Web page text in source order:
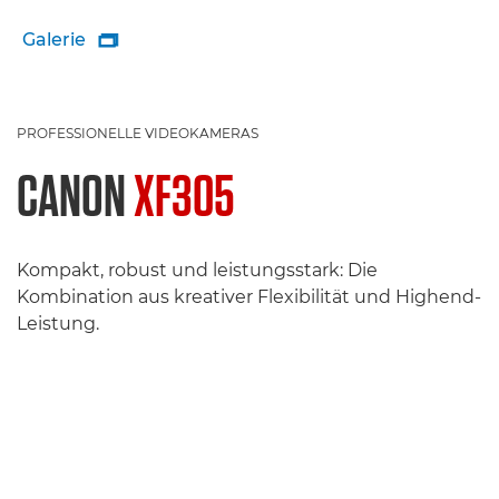
Galerie 
PROFESSIONELLE VIDEOKAMERAS
CANONXF305
Kompakt, robust und leistungsstark: Die
Kombination aus kreativer Flexibilität und Highend-
Leistung.